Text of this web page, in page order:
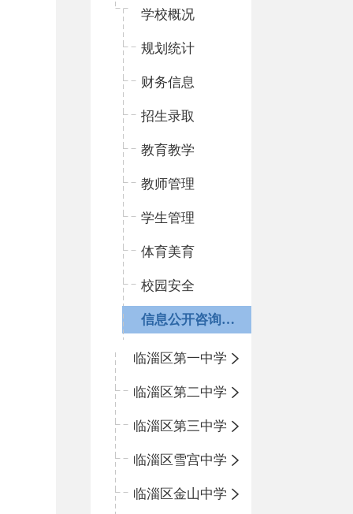
学校概况
规划统计
财务信息
招生录取
教育教学
教师管理
学生管理
体育美育
校园安全
信息公开咨询指南
临淄区第一中学
临淄区第二中学
临淄区第三中学
临淄区雪宫中学
临淄区金山中学